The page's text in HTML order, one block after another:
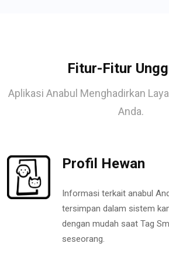
Fitur-Fitur
Aplikasi Anabul Menghadirkan
Anda.
Profil Hewan
Informasi terkait anabul
tersimpan dalam sistem
dengan mudah saat Tag
seseorang.